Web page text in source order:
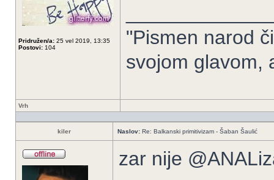
Pridružen/a: 25 vel 2019, 13:35
Postovi: 104
"Pismen narod
svojom glavom,
Vrh
kiler Naslov: Re: Balkanski primitivizam - Šaban Šaulić
zar nije